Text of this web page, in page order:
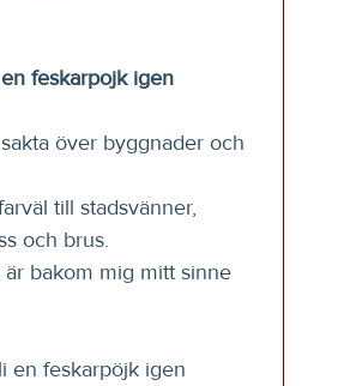
feskarpojk igen
över byggnader och
till stadsvänner,
och brus.
är bakom mig mitt sinne
en feskarpöjk igen